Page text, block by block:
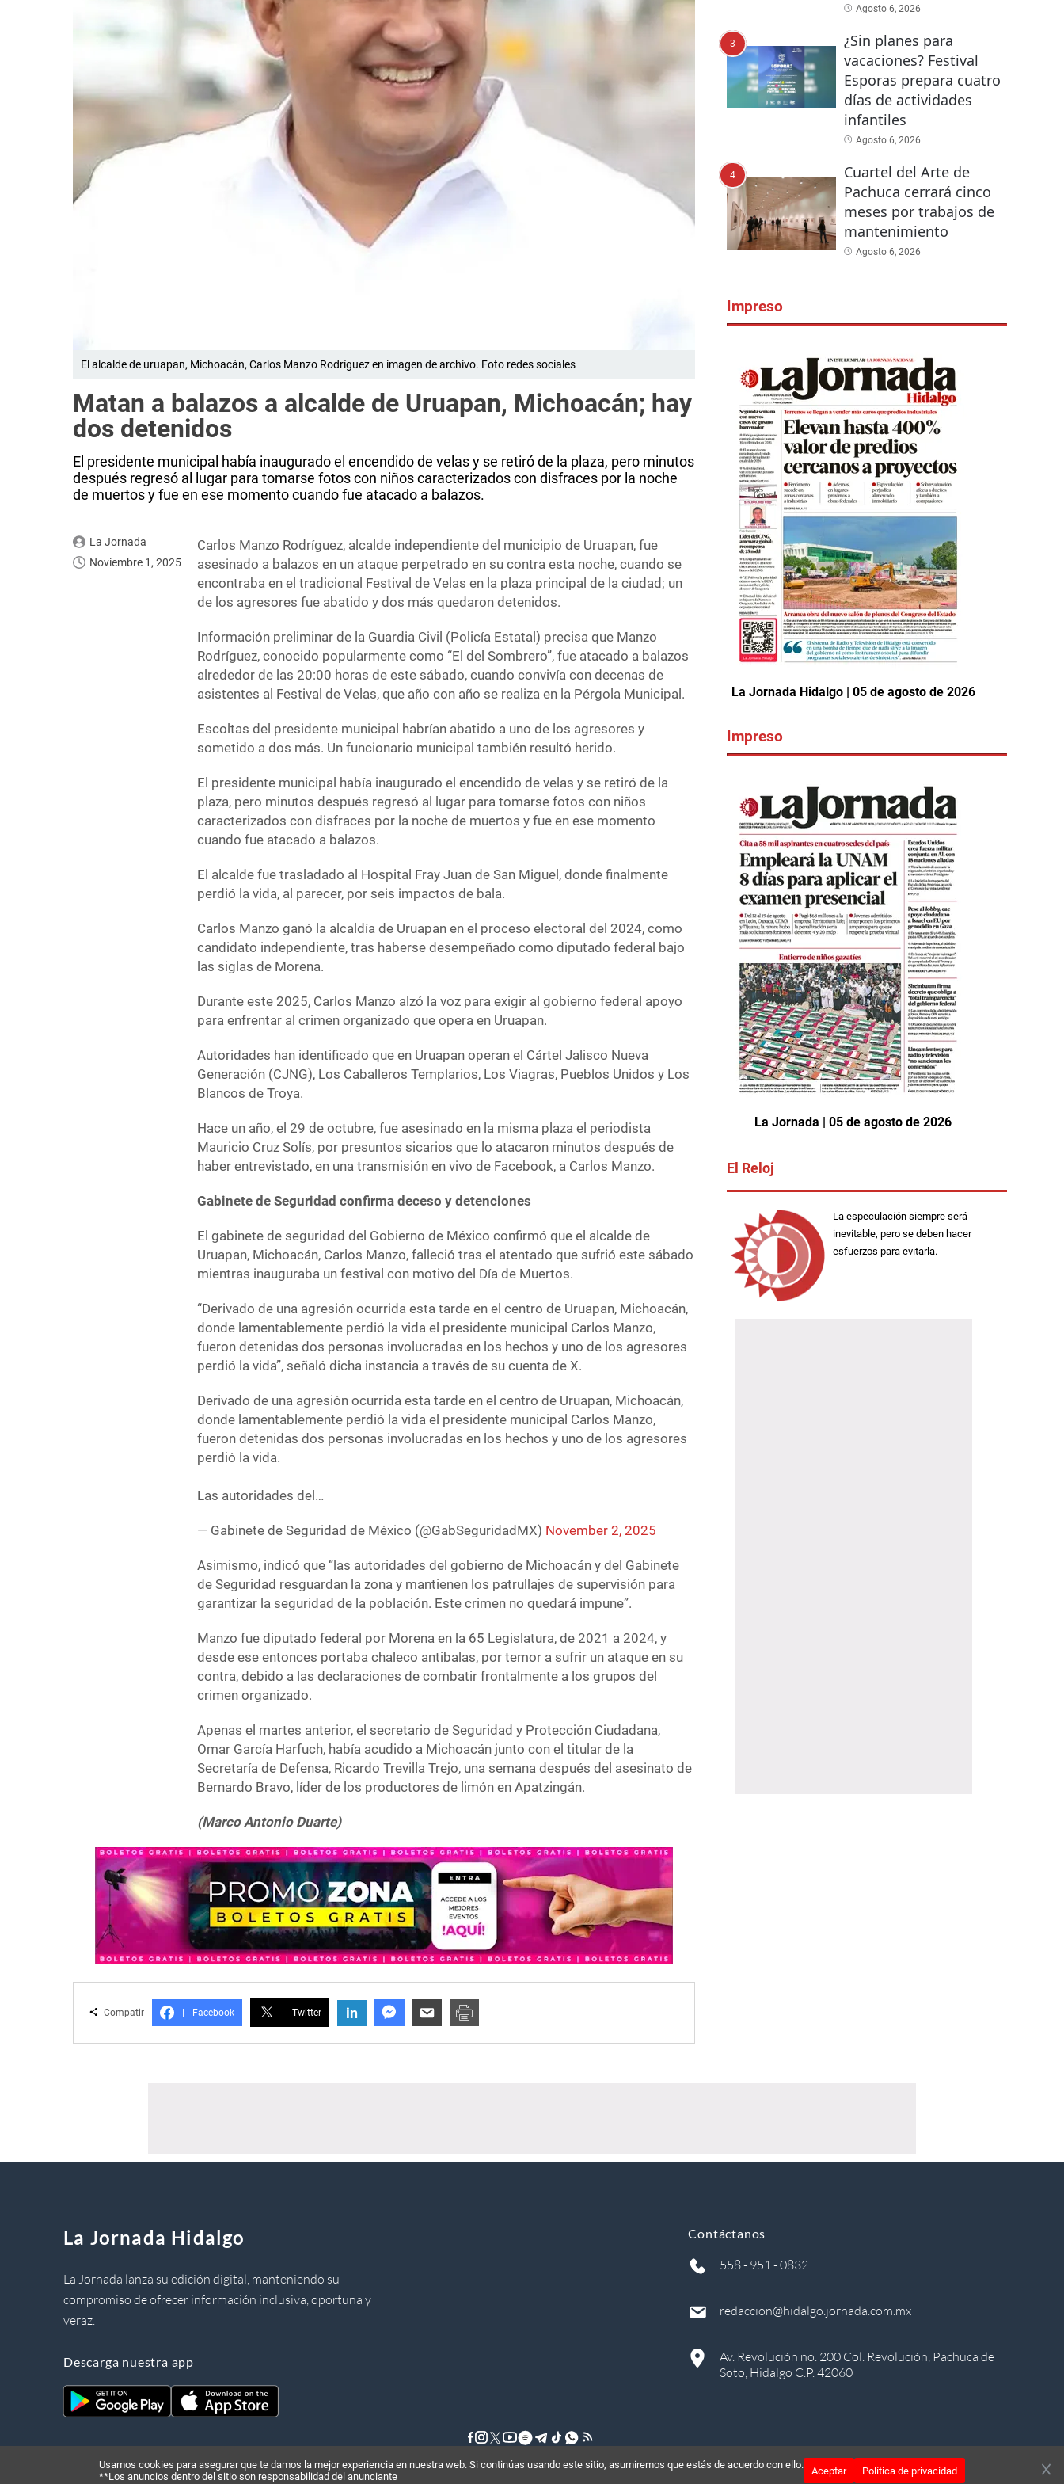
El alcalde de uruapan, Michoacán, Carlos Manzo Rodríguez en imagen de archivo. Foto redes sociales
Matan a balazos a alcalde de Uruapan, Michoacán; hay
dos detenidos
El presidente municipal había inaugurado el encendido de velas y se retiró de la plaza, pero minutos
después regresó al lugar para tomarse fotos con niños caracterizados con disfraces por la noche
de muertos y fue en ese momento cuando fue atacado a balazos.
La Jornada
Noviembre 1, 2025
Carlos Manzo Rodríguez, alcalde independiente del municipio de Uruapan, fue
asesinado a balazos en un ataque perpetrado en su contra esta noche, cuando se
encontraba en el tradicional Festival de Velas en la plaza principal de la ciudad; un
de los agresores fue abatido y dos más quedaron detenidos.
Información preliminar de la Guardia Civil (Policía Estatal) precisa que Manzo
Rodríguez, conocido popularmente como “El del Sombrero”, fue atacado a balazos
alrededor de las 20:00 horas de este sábado, cuando convivía con decenas de
asistentes al Festival de Velas, que año con año se realiza en la Pérgola Municipal.
Escoltas del presidente municipal habrían abatido a uno de los agresores y
sometido a dos más. Un funcionario municipal también resultó herido.
El presidente municipal había inaugurado el encendido de velas y se retiró de la
plaza, pero minutos después regresó al lugar para tomarse fotos con niños
caracterizados con disfraces por la noche de muertos y fue en ese momento
cuando fue atacado a balazos.
El alcalde fue trasladado al Hospital Fray Juan de San Miguel, donde finalmente
perdió la vida, al parecer, por seis impactos de bala.
Carlos Manzo ganó la alcaldía de Uruapan en el proceso electoral del 2024, como
candidato independiente, tras haberse desempeñado como diputado federal bajo
las siglas de Morena.
Durante este 2025, Carlos Manzo alzó la voz para exigir al gobierno federal apoyo
para enfrentar al crimen organizado que opera en Uruapan.
Autoridades han identificado que en Uruapan operan el Cártel Jalisco Nueva
Generación (CJNG), Los Caballeros Templarios, Los Viagras, Pueblos Unidos y Los
Blancos de Troya.
Hace un año, el 29 de octubre, fue asesinado en la misma plaza el periodista
Mauricio Cruz Solís, por presuntos sicarios que lo atacaron minutos después de
haber entrevistado, en una transmisión en vivo de Facebook, a Carlos Manzo.
Gabinete de Seguridad confirma deceso y detenciones
El gabinete de seguridad del Gobierno de México confirmó que el alcalde de
Uruapan, Michoacán, Carlos Manzo, falleció tras el atentado que sufrió este sábado
mientras inauguraba un festival con motivo del Día de Muertos.
“Derivado de una agresión ocurrida esta tarde en el centro de Uruapan, Michoacán,
donde lamentablemente perdió la vida el presidente municipal Carlos Manzo,
fueron detenidas dos personas involucradas en los hechos y uno de los agresores
perdió la vida”, señaló dicha instancia a través de su cuenta de X.
Derivado de una agresión ocurrida esta tarde en el centro de Uruapan, Michoacán,
donde lamentablemente perdió la vida el presidente municipal Carlos Manzo,
fueron detenidas dos personas involucradas en los hechos y uno de los agresores
perdió la vida.
Las autoridades del…
— Gabinete de Seguridad de México (@GabSeguridadMX) November 2, 2025
Asimismo, indicó que “las autoridades del gobierno de Michoacán y del Gabinete
de Seguridad resguardan la zona y mantienen los patrullajes de supervisión para
garantizar la seguridad de la población. Este crimen no quedará impune”.
Manzo fue diputado federal por Morena en la 65 Legislatura, de 2021 a 2024, y
desde ese entonces portaba chaleco antibalas, por temor a sufrir un ataque en su
contra, debido a las declaraciones de combatir frontalmente a los grupos del
crimen organizado.
Apenas el martes anterior, el secretario de Seguridad y Protección Ciudadana,
Omar García Harfuch, había acudido a Michoacán junto con el titular de la
Secretaría de Defensa, Ricardo Trevilla Trejo, una semana después del asesinato de
Bernardo Bravo, líder de los productores de limón en Apatzingán.
(Marco Antonio Duarte)
Compatir Facebook Twitter in
Agosto 6, 2026
3
¿Sin planes para
vacaciones? Festival
Esporas prepara cuatro
días de actividades
infantiles
Agosto 6, 2026
4
Cuartel del Arte de
Pachuca cerrará cinco
meses por trabajos de
mantenimiento
Agosto 6, 2026
Impreso
La Jornada Hidalgo | 05 de agosto de 2026
Impreso
La Jornada | 05 de agosto de 2026
El Reloj
La especulación siempre será
inevitable, pero se deben hacer
esfuerzos para evitarla.
La Jornada Hidalgo
La Jornada lanza su edición digital, manteniendo su
compromiso de ofrecer información inclusiva, oportuna y
veraz.
Descarga nuestra app
Contáctanos
558 - 951 - 0832
redaccion@hidalgo.jornada.com.mx
Av. Revolución no. 200 Col. Revolución, Pachuca de
Soto, Hidalgo C.P. 42060
©2026, Todos los derechos reservados
Usamos cookies para asegurar que te damos la mejor experiencia en nuestra web. Si continúas usando este sitio, asumiremos que estás de acuerdo con ello.
**Los anuncios dentro del sitio son responsabilidad del anunciante
Aceptar Política de privacidad